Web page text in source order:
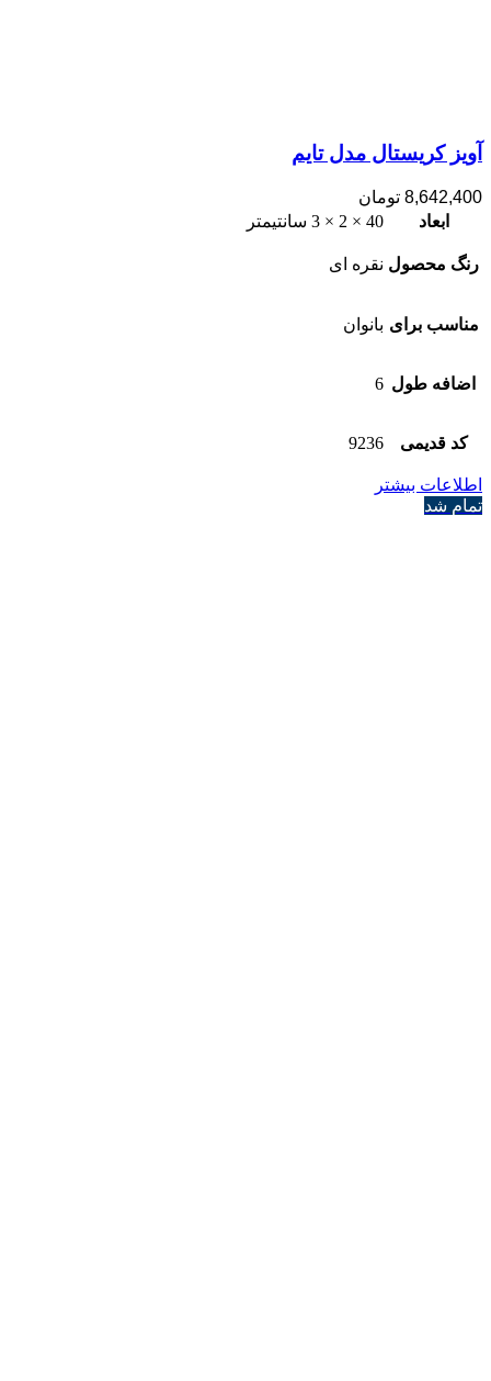
آویز کریستال مدل تایم
8,642,400 تومان
ابعاد
40 × 2 × 3 سانتیمتر
رنگ محصول نقره ای
مناسب برای بانوان
اضافه طول 6
کد قدیمی 9236
اطلاعات بیشتر
تمام شد